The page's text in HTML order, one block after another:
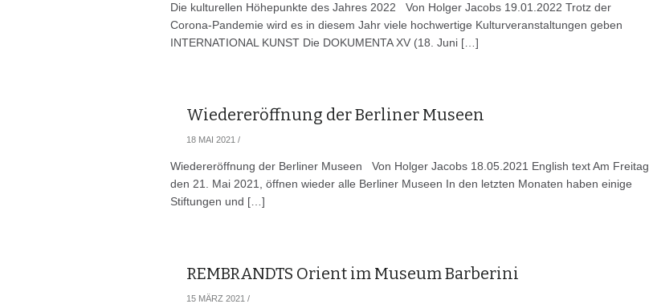
Die kulturellen Höhepunkte des Jahres 2022 Von Holger Jacobs 19.01.2022 Trotz der
Corona-Pandemie wird es in diesem Jahr viele hochwertige Kulturveranstaltungen geben
INTERNATIONAL KUNST Die DOKUMENTA XV (18. Juni […]
Wiedereröffnung der Berliner Museen
18 MAI 2021 /
Wiedereröffnung der Berliner Museen Von Holger Jacobs 18.05.2021 English text Am Freitag,
den 21. Mai 2021, öffnen wieder alle Berliner Museen In den letzten Monaten haben einige
Stiftungen und […]
REMBRANDTS Orient im Museum Barberini
15 MÄRZ 2021 /